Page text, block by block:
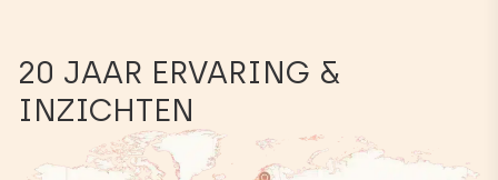
20 JAAR ERVARING &
INZICHTEN